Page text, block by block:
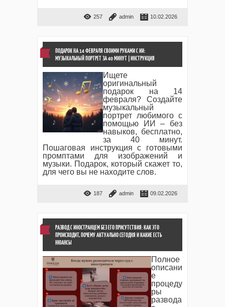
257 admin 10.02.2026
ПОДАРОК НА 14 ФЕВРАЛЯ СВОИМИ РУКАМИ С ИИ:
МУЗЫКАЛЬНЫЙ ПОРТРЕТ ЗА 40 МИНУТ | ИНСТРУКЦИЯ
Ищете
оригинальный
подарок на 14
февраля? Создайте
музыкальный
портрет любимого с
помощью ИИ – без
навыков, бесплатно,
за 40 минут.
Пошаговая инструкция с готовыми
промптами для изображений и
музыки. Подарок, который скажет то,
для чего вы не находите слов.
187 admin 09.02.2026
РАЗВОД С ИНОСТРАНЦЕМ БЕЗ ЕГО ПРИСУТСТВИЯ: КАК ЭТО
ПРОИСХОДИТ, ПОЧЕМУ АКТУАЛЬНО СЕГОДНЯ И КАКИЕ ЕСТЬ
НЮАНСЫ
Полное
описани
е
процеду
ры
развода